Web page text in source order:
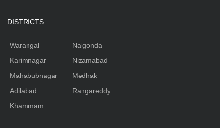
DISTRICTS
Warangal
Karimnagar
Mahabubnagar
Adilabad
Khammam
Nalgonda
Nizamabad
Medhak
Rangareddy